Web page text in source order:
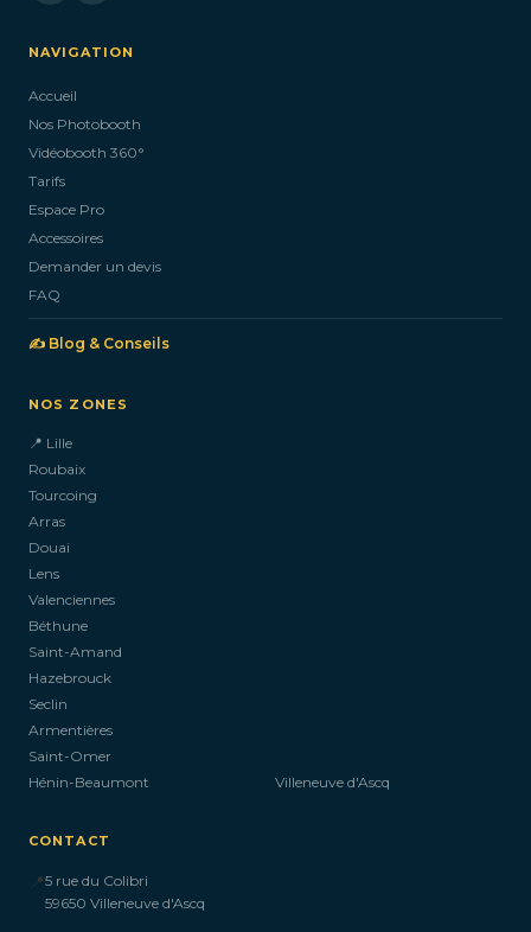
NAVIGATION
Accueil
Nos Photobooth
Vidéobooth 360°
Tarifs
Espace Pro
Accessoires
Demander un devis
FAQ
✍️ Blog & Conseils
NOS ZONES
📍 Lille
Roubaix
Tourcoing
Arras
Douai
Lens
Valenciennes
Béthune
Saint-Amand
Hazebrouck
Seclin
Armentières
Saint-Omer
Hénin-Beaumont
Villeneuve d'Ascq
CONTACT
📍5 rue du Colibri
59650 Villeneuve d'Ascq